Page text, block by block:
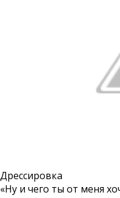
Дрессировка
«Ну и чего ты от меня